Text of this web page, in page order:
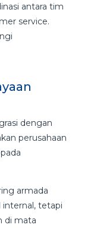
antara tim
service.
dengan
perusahaan
armada
tetapi
di mata